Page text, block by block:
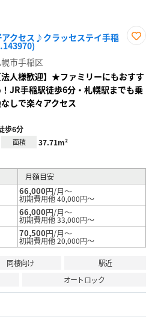
クセス♪クラッセステイ手稲
録
市手稲区
法人様歓迎】★ファミリーにもおすす
JR手稲駅徒歩6分・札幌駅までも乗
しで楽々アクセス
歩6分
面積 37.71m²
月額目安
66,000円/月～
初期費用他 40,000円～
66,000円/月～
初期費用他 33,000円～
70,500円/月～
初期費用他 20,000円～
同棲向け
駅近
オートロック